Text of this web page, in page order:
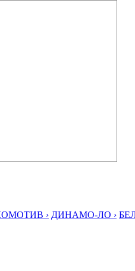
› ДИНАМО-ЛО ›